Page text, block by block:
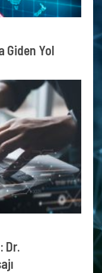
Giden Yol
Dr.